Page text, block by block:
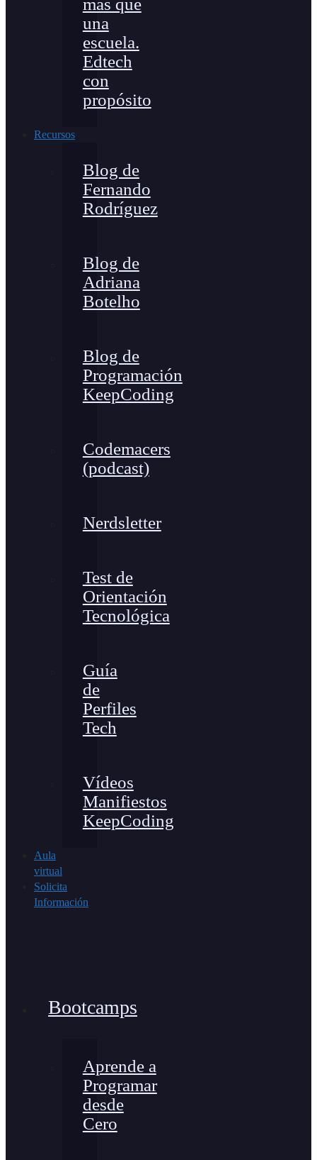
más que
una
escuela.
Edtech
con
propósito
Recursos
Blog de
Fernando
Rodríguez
Blog de
Adriana
Botelho
Blog de
Programación
KeepCoding
Codemacers
(podcast)
Nerdsletter
Test de
Orientación
Tecnológica
Guía
de
Perfiles
Tech
Vídeos
Manifiestos
KeepCoding
Aula
virtual
Solicita
Información
Bootcamps
Aprende a
Programar
desde
Cero